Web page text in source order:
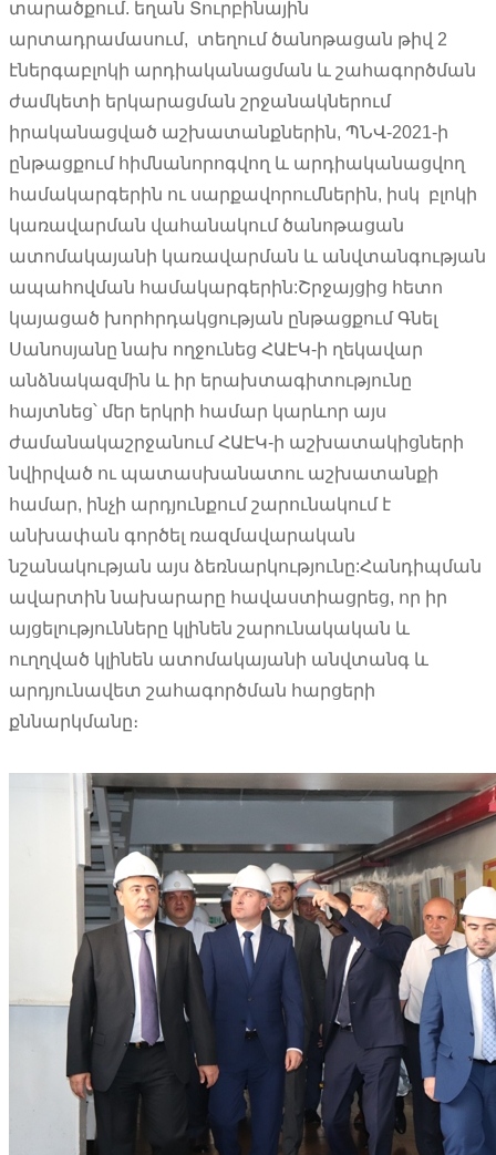
տարածքում. եղան Տուրբինային
արտադրամասում, տեղում ծանոթացան թիվ 2
էներգաբլոկի արդիականացման և շահագործման
ժամկետի երկարացման շրջանակներում
իրականացված աշխատանքներին, ՊՆՎ-2021-ի
ընթացքում հիմնանորոգվող և արդիականացվող
համակարգերին ու սարքավորումներին, իսկ բլոկի
կառավարման վահանակում ծանոթացան
ատոմակայանի կառավարման և անվտանգության
ապահովման համակարգերին:Շրջայցից հետո
կայացած խորհրդակցության ընթացքում Գնել
Սանոսյանը նախ ողջունեց ՀԱԷԿ-ի ղեկավար
անձնակազմին և իր երախտագիտությունը
հայտնեց՝ մեր երկրի համար կարևոր այս
ժամանակաշրջանում ՀԱԷԿ-ի աշխատակիցների
նվիրված ու պատասխանատու աշխատանքի
համար, ինչի արդյունքում շարունակում է
անխափան գործել ռազմավարական
նշանակության այս ձեռնարկությունը:Հանդիպման
ավարտին նախարարը հավաստիացրեց, որ իր
այցելությունները կլինեն շարունակական և
ուղղված կլինեն ատոմակայանի անվտանգ և
արդյունավետ շահագործման հարցերի
քննարկմանը։